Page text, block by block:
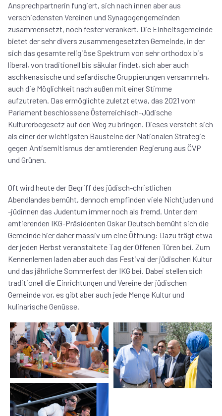
Ansprechpartnerin fungiert, sich nach innen aber aus
verschiedensten Vereinen und Synagogengemeinden
zusammensetzt, noch fester verankert. Die Einheitsgemeinde
bietet der sehr divers zusammengesetzten Gemeinde, in der
sich das gesamte religiöse Spektrum von sehr orthodox bis
liberal, von traditionell bis säkular findet, sich aber auch
aschkenasische und sefardische Gruppierungen versammeln,
auch die Möglichkeit nach außen mit einer Stimme
aufzutreten. Das ermöglichte zuletzt etwa, das 2021 vom
Parlament beschlossene Österreichisch-Jüdische
Kulturerbegesetz auf den Weg zu bringen. Dieses versteht sich
als einer der wichtigsten Bausteine der Nationalen Strategie
gegen Antisemitismus der amtierenden Regierung aus ÖVP
und Grünen.
Oft wird heute der Begriff des jüdisch-christlichen
Abendlandes bemüht, dennoch empfinden viele Nichtjuden und
-jüdinnen das Judentum immer noch als fremd. Unter dem
amtierenden IKG-Präsidenten Oskar Deutsch bemüht sich die
Gemeinde hier daher massiv um eine Öffnung: Dazu trägt etwa
der jeden Herbst veranstaltete Tag der Offenen Türen bei. Zum
Kennenlernen laden aber auch das Festival der jüdischen Kultur
und das jährliche Sommerfest der IKG bei. Dabei stellen sich
traditionell die Einrichtungen und Vereine der jüdischen
Gemeinde vor, es gibt aber auch jede Menge Kultur und
kulinarische Genüsse.